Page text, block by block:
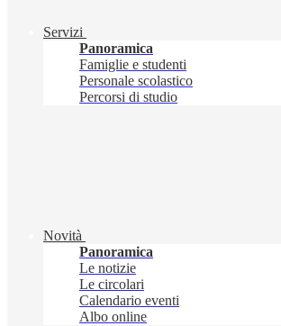
Servizi
Panoramica
Famiglie e studenti
Personale scolastico
Percorsi di studio
Novità
Panoramica
Le notizie
Le circolari
Calendario eventi
Albo online